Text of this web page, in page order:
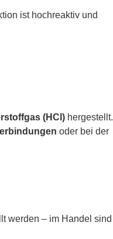
ist hochreaktiv und
(HCl) hergestellt.
oder bei der
werden – im Handel sind